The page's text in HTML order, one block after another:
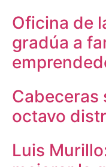
Oficina de
gradúa a
Cabeceras
octavo
Luis